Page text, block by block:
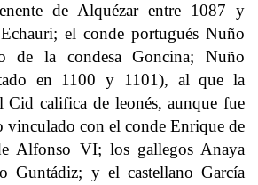
de Alquézar entre 1087 y
el conde portugués Nuño
de la condesa Goncina; Nuño
en 1100 y 1101), al que la
Cid califica de leonés, aunque fue
vinculado con el conde Enrique de
Alfonso VI; los gallegos Anaya
Guntádiz; y el castellano García